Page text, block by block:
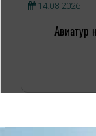
14.08.2026
Авиатур